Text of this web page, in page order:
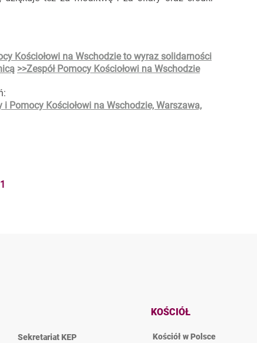
Kościołowi na Wschodzie to wyraz solidarności
>>Zespół Pomocy Kościołowi na Wschodzie
1
Sekretariat KEP
KOŚCIÓŁ
Kościół w Polsce